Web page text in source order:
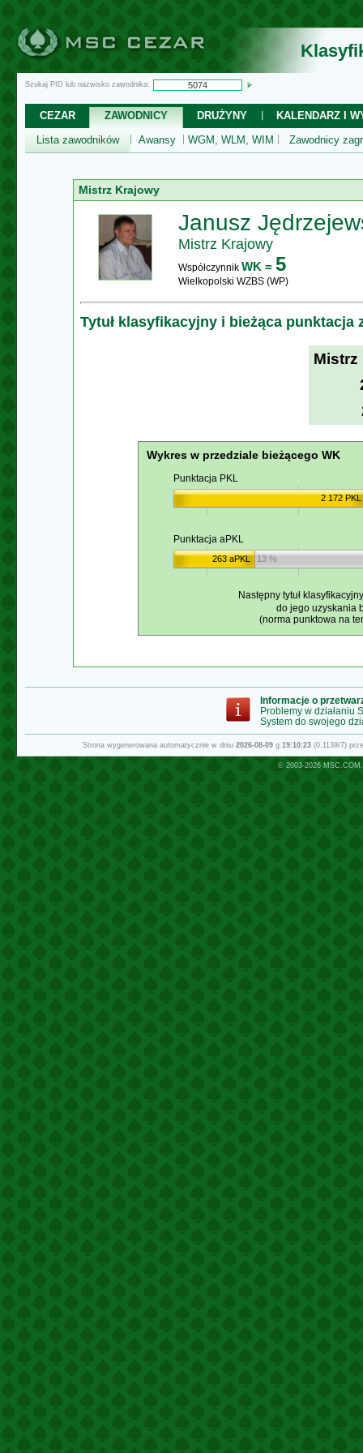
Szukaj PID lub nazwisko zawodnika:
CEZAR ZAWODNICY DRUŻYNY
KALENDARZ I
Lista zawodników
Awansy WGM, WLM, WIM Zawodnicy
Mistrz Krajowy
Janusz
Mistrz Krajowy
Współczynnik WK = 5
Wielkopolski WZBS (WP)
Tytuł klasyfikacyjny i bieżąca punktacja
Mistrz
Wykres w przedziale bieżącego WK
Punktacja PKL
2 172 PKL
Punktacja aPKL
263 aPKL 13 %
Następny tytuł
do jego uzyskania
(norma punktowa na
Informacje o
Problemy w działaniu
System do swojego
Strona wygenerowana automatycznie w dniu 2026-08-09 g.19:10:23 (0.1139/7)
© 2003-2026